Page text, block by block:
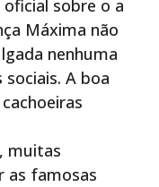
sobre o a
Máxima não
nenhuma
A boa
muitas
as famosas